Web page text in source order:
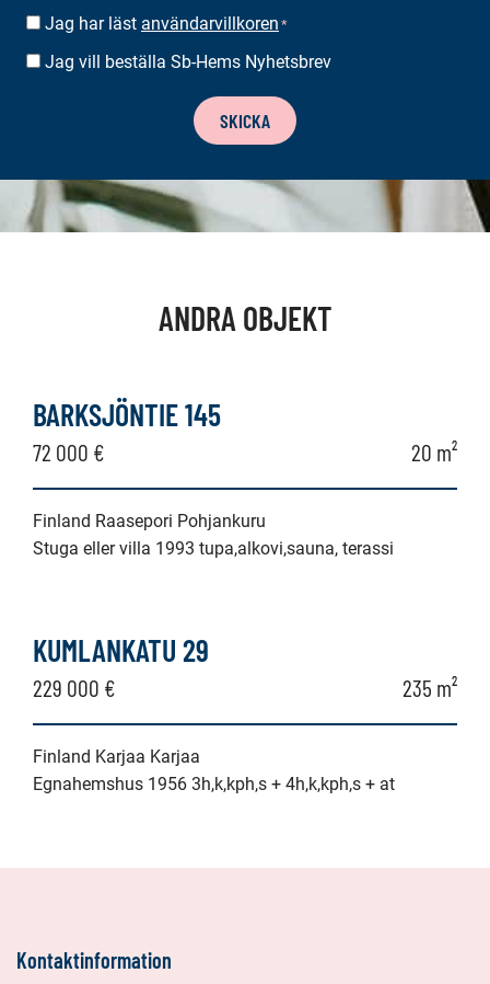
SUOSTUMUS *
Jag har läst användarvillkoren *
BESTÄLLA
Jag vill beställa Sb-Hems Nyhetsbrev
SKICKA
ANDRA OBJEKT
BARKSJÖNTIE 145
72 000 € 20 m²
Finland Raasepori Pohjankuru
Stuga eller villa 1993 tupa,alkovi,sauna, terassi
KUMLANKATU 29
229 000 € 235 m²
Finland Karjaa Karjaa
Egnahemshus 1956 3h,k,kph,s + 4h,k,kph,s + at
Kontaktinformation